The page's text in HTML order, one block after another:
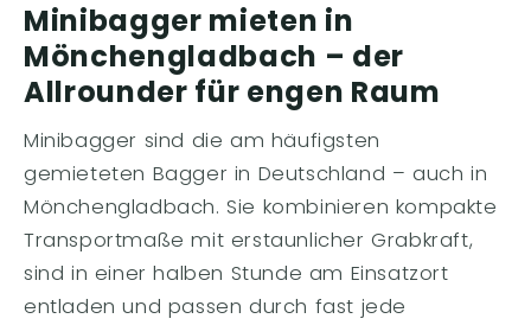
Minibagger mieten in
Mönchengladbach – der
Allrounder für engen Raum
Minibagger sind die am häufigsten
gemieteten Bagger in Deutschland – auch in
Mönchengladbach. Sie kombinieren kompakte
Transportmaße mit erstaunlicher Grabkraft,
sind in einer halben Stunde am Einsatzort
entladen und passen durch fast jede